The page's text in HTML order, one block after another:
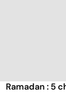
Ramadan : 5